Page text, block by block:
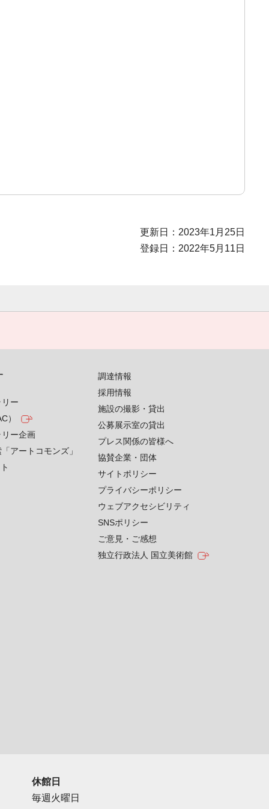
更新日：2023年1月25日
登録日：2022年5月11日
ー
）
ー企画
アートコモンズ」
調達情報
採用情報
施設の撮影・貸出
公募展示室の貸出
プレス関係の皆様へ
協賛企業・団体
サイトポリシー
プライバシーポリシー
ウェブアクセシビリティ
SNSポリシー
ご意見・ご感想
独立行政法人 国立美術館
休館日
毎週火曜日